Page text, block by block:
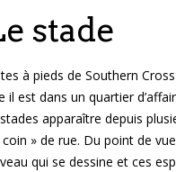
stade
à pieds de Southern
est dans un quartier
apparaître depuis
» de rue. Du point de
qui se dessine et ces